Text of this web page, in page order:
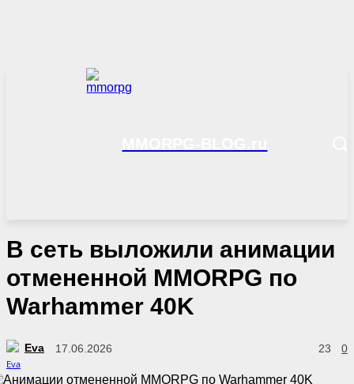
В сеть выложили анимации
отмененной MMORPG по
Warhammer 40K
Eva 17.06.2026 0
23